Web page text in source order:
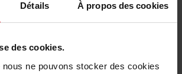
Détails À propos des cookies
des cookies.
nous ne pouvons stocker des cookies
dans votre magasin